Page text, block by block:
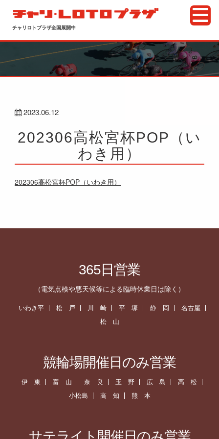
チャリロトプラザ全国展開中
2023.06.12
202306高松宮杯POP（い
わき用）
202306高松宮杯POP（いわき用）
365日営業
（電気点検や悪天候等による臨時休業日は除く）
いわき平 松 戸 川 崎 平 塚 静 岡
名古屋
松 山
競輪場開催日のみ営業
伊 東 富 山 奈 良 玉 野 広 島
高 松
小松島
高 知 熊 本